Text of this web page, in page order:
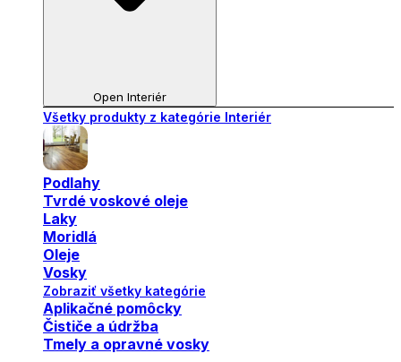
Open Interiér
Všetky produkty z kategórie Interiér
Podlahy
Tvrdé voskové oleje
Laky
Moridlá
Oleje
Vosky
Zobraziť všetky kategórie
Aplikačné pomôcky
Čističe a údržba
Tmely a opravné vosky